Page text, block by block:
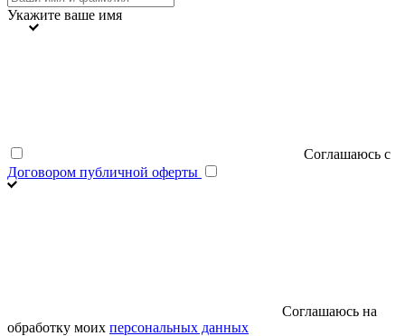
Укажите ваше имя
Соглашаюсь с
Договором публичной оферты
Соглашаюсь на
обработку моих персональных данных